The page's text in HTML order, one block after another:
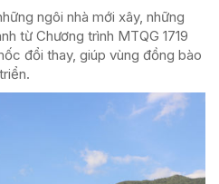
ngôi nhà mới xây, những
từ Chương trình MTQG 1719
đổi thay, giúp vùng đồng bào